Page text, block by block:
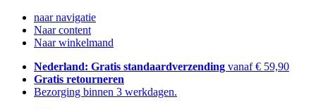
naar navigatie
Naar content
Naar winkelmand
Nederland: Gratis standaardverzending vanaf € 59,90
Gratis retourneren
Bezorging binnen 3 werkdagen.